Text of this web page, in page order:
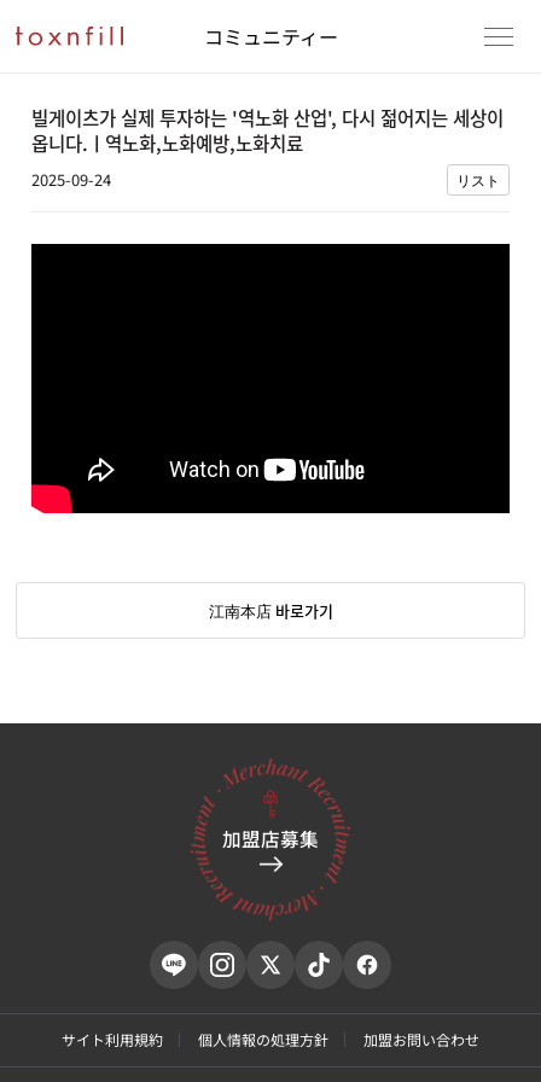
コミュニティー
빌게이츠가 실제 투자하는 '역노화 산업', 다시 젊어지는 세상이
옵니다.ㅣ역노화,노화예방,노화치료
2025-09-24 リスト
江南本店 바로가기
加盟店募集
サイト利用規約 個人情報の処理方針 加盟お問い合わせ